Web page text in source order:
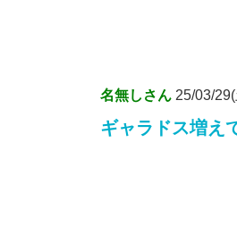
名無しさん 25/03/
ギャラドス増え